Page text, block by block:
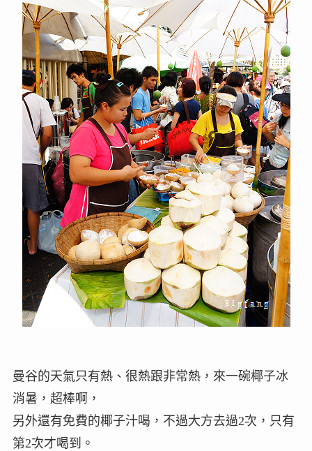
曼谷的天氣只有熱、很熱跟非常熱，來一碗椰子冰
消暑，超棒啊，
另外還有免費的椰子汁喝，不過大方去過2次，只有
第2次才喝到。